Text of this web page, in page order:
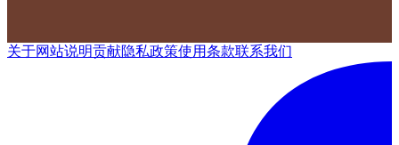
关于网站说明贡献隐私政策使用条款联系我们